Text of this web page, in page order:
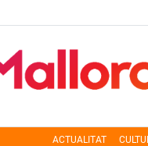
ACTUALITAT